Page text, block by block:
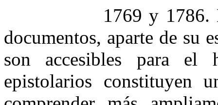
1769 y 1786.
documentos, aparte de su
son accesibles para el
epistolarios constituyen